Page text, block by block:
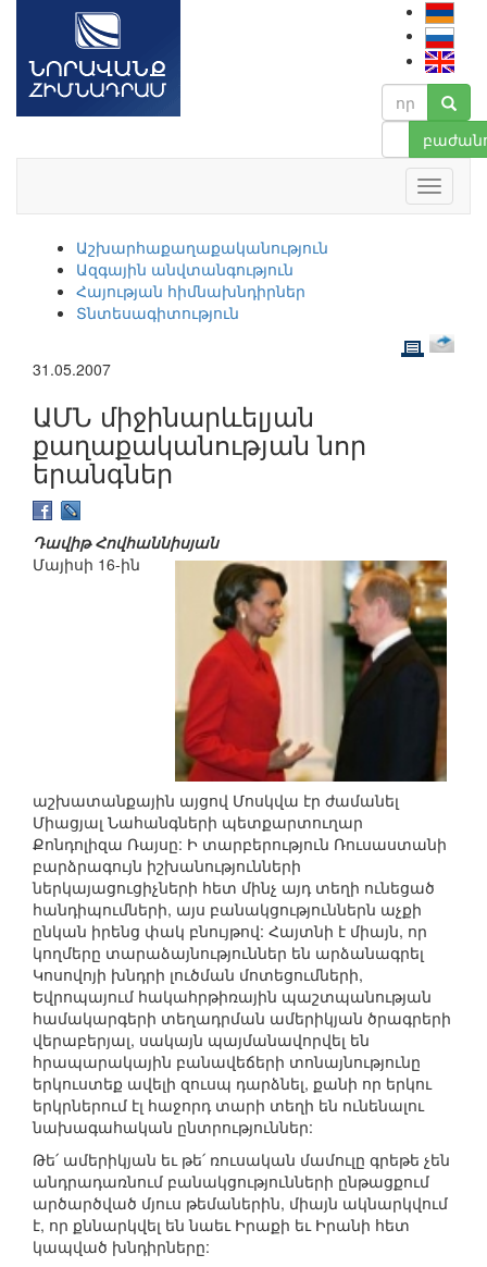
Աշխարհաքաղաքականություն
Ազգային անվտանգություն
Հայության հիմնախնդիրներ
Տնտեսագիտություն
31.05.2007
ԱՄՆ միջինարևելյան
քաղաքականության նոր
երանգներ
Դավիթ Հովհաննիսյան
Մայիսի 16-ին
աշխատանքային այցով Մոսկվա էր ժամանել
Միացյալ Նահանգների պետքարտուղար
Քոնդոլիզա Ռայսը: Ի տարբերություն Ռուսաստանի
բարձրագույն իշխանությունների
ներկայացուցիչների հետ մինչ այդ տեղի ունեցած
հանդիպումների, այս բանակցություններն աչքի
ընկան իրենց փակ բնույթով: Հայտնի է միայն, որ
կողմերը տարաձայնություններ են արձանագրել
Կոսովոյի խնդրի լուծման մոտեցումների,
Եվրոպայում հակահրթիռային պաշտպանության
համակարգերի տեղադրման ամերիկյան ծրագրերի
վերաբերյալ, սակայն պայմանավորվել են
հրապարակային բանավեճերի տոնայնությունը
երկուստեք ավելի զուսպ դարձնել, քանի որ երկու
երկրներում էլ հաջորդ տարի տեղի են ունենալու
նախագահական ընտրություններ:
Թե՛ ամերիկյան եւ թե՛ ռուսական մամուլը գրեթե չեն
անդրադառնում բանակցությունների ընթացքում
արծարծված մյուս թեմաներին, միայն ակնարկվում
է, որ քննարկվել են նաեւ Իրաքի եւ Իրանի հետ
կապված խնդիրները: